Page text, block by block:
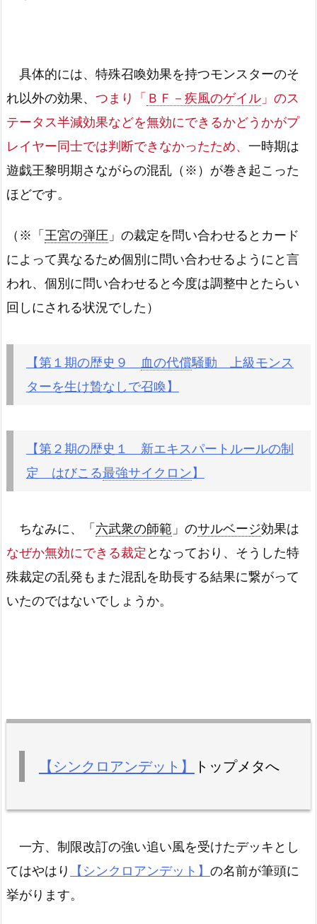
具体的には、特殊召喚効果を持つモンスターのそ
れ以外の効果、 つまり「 ＢＦ－疾風のゲイル 」のス
テータス半減効果などを無効にできるかどうかがプ
レイヤー同士では判断できなかったため、 一時期は
遊戯王黎明期さながらの混乱（※）が巻き起こった
ほどです。
（※「 王宮の弾圧 」の裁定を問い合わせるとカード
によって異なるため個別に問い合わせるようにと言
われ、個別に問い合わせると今度は調整中とたらい
回しにされる状況でした）
【第１期の歴史９ 血の代償騒動 上級モンス
ターを生け贄なしで召喚】
【第２期の歴史１ 新エキスパートルールの制
定 はびこる最強サイクロン 】
ちなみに、「 六武衆の師範 」のサルベージ効果は
なぜか無効にできる裁定 となっており、そうした特
殊裁定の乱発もまた混乱を助長する結果に繋がって
いたのではないでしょうか。
【シンクロアンデット】 トップメタへ
一方、制限改訂の強い追い風を受けたデッキとし
てはやはり
【シンクロアンデット】 の名前が筆頭に
挙がります。